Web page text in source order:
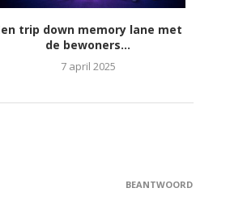
trip down memory lane met
de bewoners...
7 april 2025
BEANTWOORD